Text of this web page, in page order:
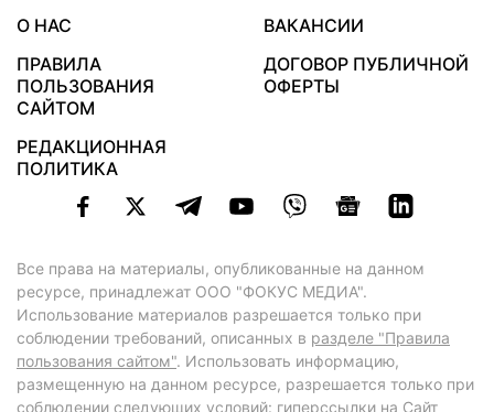
О НАС
ВАКАНСИИ
ПРАВИЛА
ПОЛЬЗОВАНИЯ
САЙТОМ
ДОГОВОР ПУБЛИЧНОЙ
ОФЕРТЫ
РЕДАКЦИОННАЯ
ПОЛИТИКА
Все права на материалы, опубликованные на данном
ресурсе, принадлежат ООО "ФОКУС МЕДИА".
Использование материалов разрешается только при
соблюдении требований, описанных в разделе "Правила
пользования сайтом". Использовать информацию,
размещенную на данном ресурсе, разрешается только при
соблюдении следующих условий: гиперссылки на Сайт